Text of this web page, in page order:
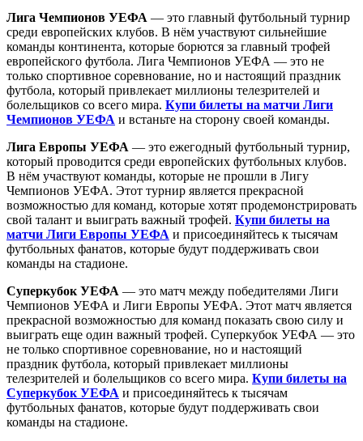
Лига Чемпионов УЕФА — это главный футбольный турнир
среди европейских клубов. В нём участвуют сильнейшие
команды континента, которые борются за главный трофей
европейского футбола. Лига Чемпионов УЕФА — это не
только спортивное соревнование, но и настоящий праздник
футбола, который привлекает миллионы телезрителей и
болельщиков со всего мира. Купи билеты на матчи Лиги
Чемпионов УЕФА и встаньте на сторону своей команды.
Лига Европы УЕФА — это ежегодный футбольный турнир,
который проводится среди европейских футбольных клубов.
В нём участвуют команды, которые не прошли в Лигу
Чемпионов УЕФА. Этот турнир является прекрасной
возможностью для команд, которые хотят продемонстрировать
свой талант и выиграть важный трофей. Купи билеты на
матчи Лиги Европы УЕФА и присоединяйтесь к тысячам
футбольных фанатов, которые будут поддерживать свои
команды на стадионе.
Суперкубок УЕФА — это матч между победителями Лиги
Чемпионов УЕФА и Лиги Европы УЕФА. Этот матч является
прекрасной возможностью для команд показать свою силу и
выиграть еще один важный трофей. Суперкубок УЕФА — это
не только спортивное соревнование, но и настоящий
праздник футбола, который привлекает миллионы
телезрителей и болельщиков со всего мира. Купи билеты на
Суперкубок УЕФА и присоединяйтесь к тысячам
футбольных фанатов, которые будут поддерживать свои
команды на стадионе.